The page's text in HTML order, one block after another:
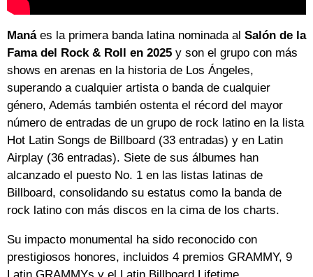
Manáes la primera banda latina nominada al Salón de la
Fama del Rock & Roll en 2025 y son el grupo con más
shows en arenas en la historia de Los Ángeles,
superando a cualquier artista o banda de cualquier
género, Además también ostenta el récord del mayor
número de entradas de un grupo de rock latino en la lista
Hot Latin Songs de Billboard (33 entradas) y en Latin
Airplay (36 entradas). Siete de sus álbumes han
alcanzado el puesto No. 1 en las listas latinas de
Billboard, consolidando su estatus como la banda de
rock latino con más discos en la cima de los charts.
Su impacto monumental ha sido reconocido con
prestigiosos honores, incluidos 4 premios GRAMMY, 9